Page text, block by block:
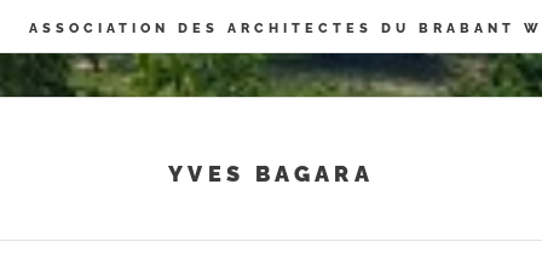
Panneau de gestion des cookies
ASSOCIATION DES ARCHITECTES DU BRABANT
YVES BAGARA